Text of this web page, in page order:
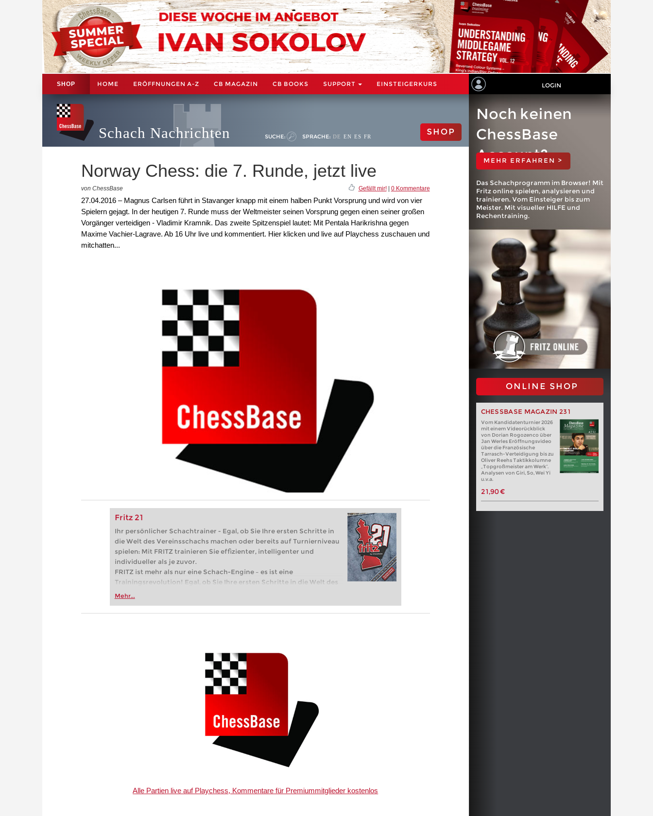
SHOP HOME ERÖFFNUNGEN A-Z CB MAGAZIN CB BOOKS SUPPORT EINSTEIGERKURS LOGIN
Schach Nachrichten SUCHE: SPRACHE: DE EN ES FR SHOP
Norway Chess: die 7. Runde, jetzt live
von ChessBase Gefällt mir!| 0 Kommentare
27.04.2016 – Magnus Carlsen führt in Stavanger knapp mit einem halben Punkt Vorsprung und wird von vier
Spielern gejagt. In der heutigen 7. Runde muss der Weltmeister seinen Vorsprung gegen einen seiner großen
Vorgänger verteidigen - Vladimir Kramnik. Das zweite Spitzenspiel lautet: Mit Pentala Harikrishna gegen
Maxime Vachier-Lagrave. Ab 16 Uhr live und kommentiert. Hier klicken und live auf Playchess zuschauen und
mitchatten...
Fritz 21
Ihr persönlicher Schachtrainer - Egal, ob Sie Ihre ersten Schritte in
die Welt des Vereinsschachs machen oder bereits auf Turnierniveau
spielen: Mit FRITZ trainieren Sie effizienter, intelligenter und
individueller als je zuvor.
FRITZ ist mehr als nur eine Schach-Engine – es ist eine
Trainingsrevolution! Egal, ob Sie Ihre ersten Schritte in die Welt des
Vereinsschachs machen oder bereits auf Turnierniveau spielen: Mit
zuvor.
Mehr...
Noch keinen
ChessBase
Account?
MEHR ERFAHREN >
Das Schachprogramm im Browser! Mit
Fritz online spielen, analysieren und
trainieren. Vom Einsteiger bis zum
Meister. Mit visueller HILFE und
Rechentraining.
ONLINE SHOP
CHESSBASE MAGAZIN 231
Vom Kandidatenturnier 2026
mit einem Videorückblick
von Dorian Rogozenco über
Jan Werles Eröffnungsvideo
über die Französische
Tarrasch-Verteidigung bis zu
Oliver Reehs Taktikkolumne
„Topgroßmeister am Werk“.
Analysen von Giri, So, Wei Yi
u.v.a.
21,90 €
Alle Partien live auf Playchess, Kommentare für Premiummitglieder kostenlos